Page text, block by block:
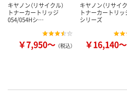
キヤノン（リサイクル）
トナーカートリッジ
054/054Hシ…
￥7,950～ （税込）
キヤノン（リサイ
トナーカートリッ
シリーズ
￥16,140～